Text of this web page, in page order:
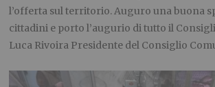
l’offerta sul territorio. Auguro una buona
cittadini e porto l’augurio di tutto il
Luca Rivoira Presidente del Consiglio